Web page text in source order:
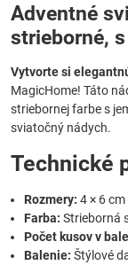
Adventné
strieborné,
Vytvorte si
MagicHome! Táto
striebornej farbe s
sviatočný nádych.
Technické
Rozmery: 4 × 6 cm
Farba: Strieborná
Počet kusov v
Balenie: Štýlové